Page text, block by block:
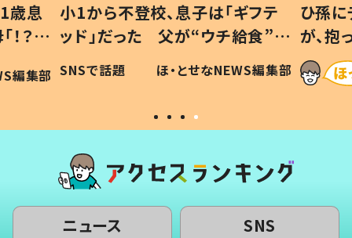
歳息
？」
編集部
小1から不登校、息子は「ギフテ
ッド」だった 父が“ウチ給食”を
作り続ける理由とは #令和の親
#令和の子
SNSで話題 ほ・とせなNEWS編集部
ひ孫
が、
「涙が
い」
ニュース SNS